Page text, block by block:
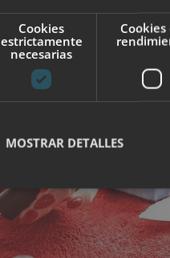
Cookies
estrictamente
necesarias
Cookies
MOSTRAR DETALLES